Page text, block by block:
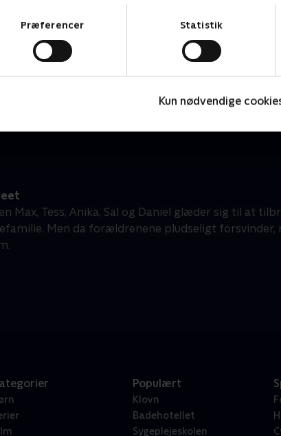
Præferencer Statistik
Kun nødvendige
Max, Tess, Anika, Sal og Daniel glæder sig til at
Men da forældrenene pludseligt forsvinder,
Populært
Klovn
Badehotellet
Sygeplejeskolen